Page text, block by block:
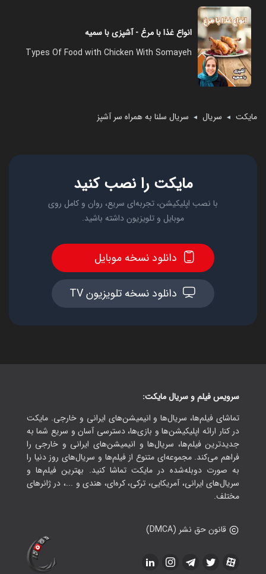
انواع غذا با مرغ - آشپزی با سمیه
Types Of Food with Chicken With Somayeh
مایکت ◄ سریال ◄ سریال سلنا به همراه سر آشپز
مایکت را نصب کنید
با نصب اپلیکیشن، تجربه‌ای سریع، روان و کامل روی
موبایل و تلویزیون داشته باشید.
دانلود نسخه موبایل
دانلود نسخه تلویزیون TV
سرویس فیلم و سریال مایکت:
تماشای فیلم‌ها، سریال‌ها و انیمیشن‌های ایرانی و خارجی. مایکت
در کنار ارائه اپلیکیشن‌ها و بازی‌ها، دسترسی آسان و سریع شما به
جدیدترین فیلم‌ها، سریال‌ها و انیمیشن‌های ایرانی و خارجی را
فراهم می‌کند. مجموعه‌ای متنوع از فیلم‌ها و سریال‌های روز دنیا را
به صورت دوبله‌شده در مایکت تماشا کنید. بهترین فیلم‌ها و
سریال‌های ایرانی، آمریکایی، ترکی، کره‌ای، هندی و ...، در ژانرهای
مختلف.
قانون حق نشر (DMCA)